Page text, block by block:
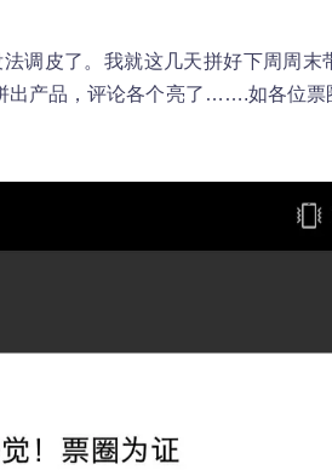
调皮了。我就这几天拼好下周周末
出产品，评论各个亮了…….如各位票